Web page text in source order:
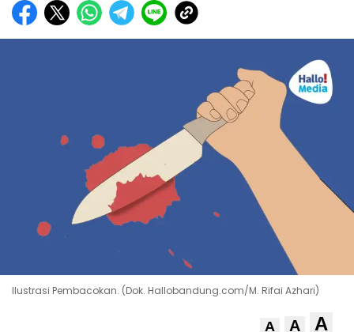
Ilustrasi Pembacokan. (Dok. Hallobandung.com/M. Rifai Azhari)
A A A